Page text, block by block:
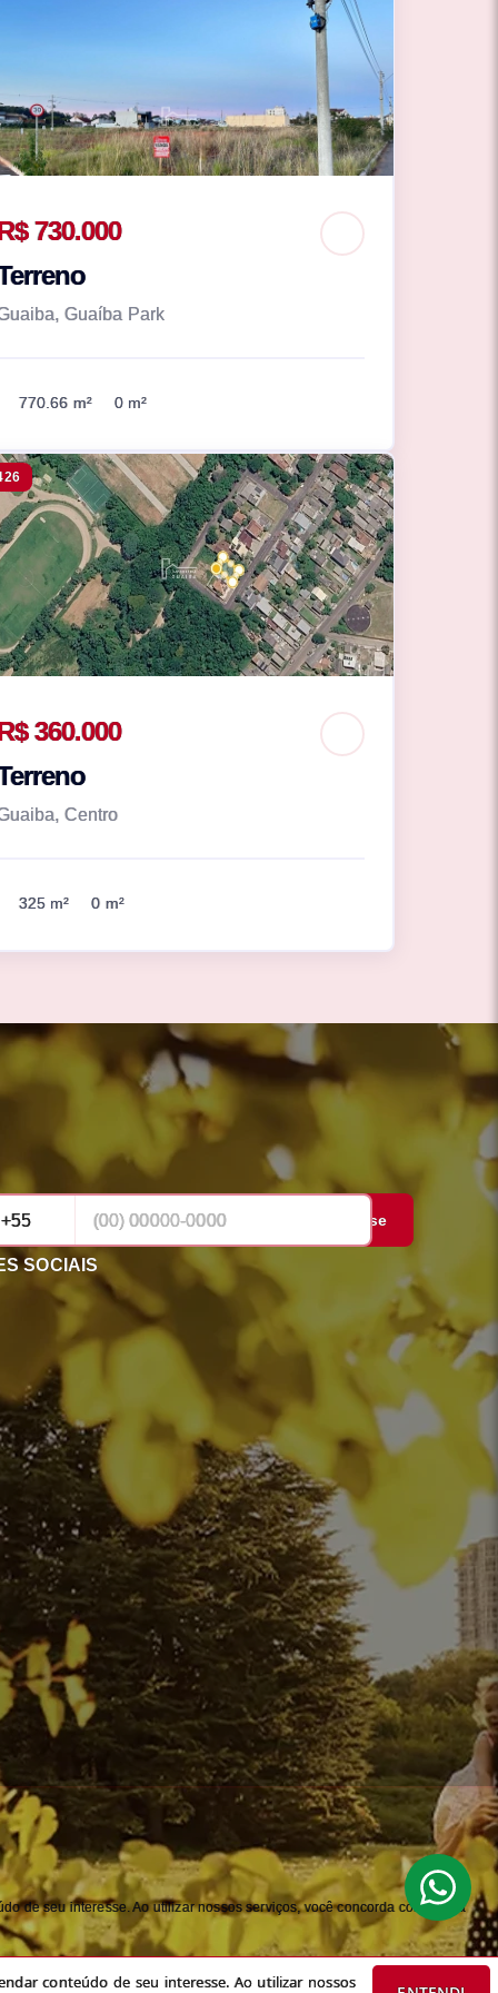
730.000
Guaíba Park
770.66 m² 0 m²
360.000
Centro
325 m² 0 m²
Cadastrar-se
SOCIAIS
de seu interesse. Ao utilizar nossos serviços, você concorda com nossa
conteúdo de seu interesse. Ao utilizar nossos